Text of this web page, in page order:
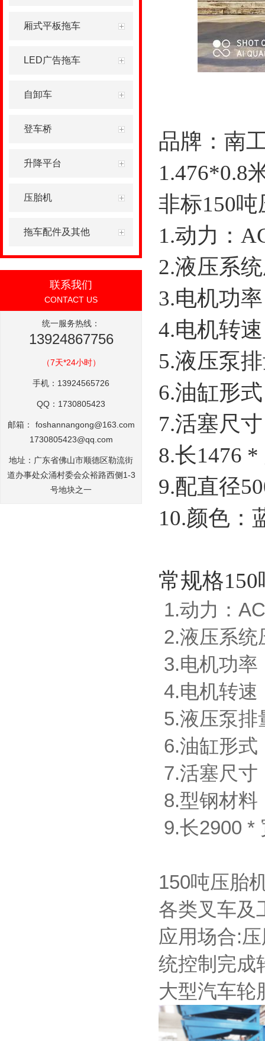
厢式平板拖车
LED广告拖车
自卸车
登车桥
升降平台
压胎机
拖车配件及其他
联系我们
CONTACT US
统一服务热线：
13924867756
（7天*24小时）
手机：13924565726
QQ：1730805423
邮箱：
foshannangong@163.com
1730805423@qq.com
地址：广东省佛山市顺德区勒流街
道办事处众涌村委会众裕路西侧1-3
号地块之一
品牌：南
1.476*0.8
非标150
1.动力：
2.液压系
3.电机功
4.电机转
5.液压泵
6.油缸形
7.活塞尺
8.长1476
9.配直径
10.颜色：
常规格
1.动力：
2.液压系
3.电机
4.电机转
5.液压泵
6.油缸
7.活
8.型
9.长2900 *
150吨压胎
各类叉车及
应用场合:
统控制完成
大型汽车轮